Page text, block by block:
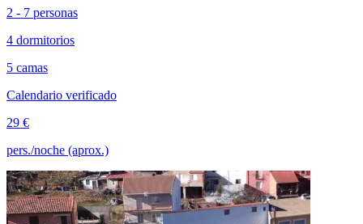
2 - 7 personas
4 dormitorios
5 camas
Calendario verificado
29 €
pers./noche (aprox.)